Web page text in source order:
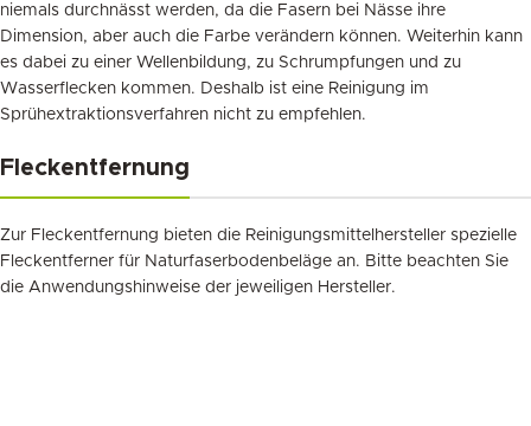
niemals durchnässt werden, da die Fasern bei Nässe ihre
Dimension, aber auch die Farbe verändern können. Weiterhin kann
es dabei zu einer Wellenbildung, zu Schrumpfungen und zu
Wasserflecken kommen. Deshalb ist eine Reinigung im
Sprühextraktionsverfahren nicht zu empfehlen.
Fleckentfernung
Zur Fleckentfernung bieten die Reinigungsmittelhersteller spezielle
Fleckentferner für Naturfaserbodenbeläge an. Bitte beachten Sie
die Anwendungshinweise der jeweiligen Hersteller.